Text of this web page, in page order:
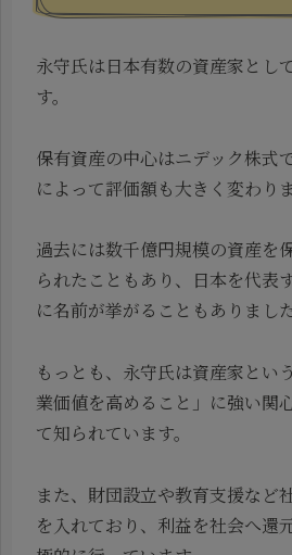
永守氏は日本有数の資産家とし
す。
保有資産の中心はニデック株式
によって評価額も大きく変わりま
過去には数千億円規模の資産を
られたこともあり、日本を代表
に名前が挙がることもありました
もっとも、永守氏は資産家とい
業価値を高めること」に強い関
て知られています。
また、財団設立や教育支援など
を入れており、利益を社会へ還